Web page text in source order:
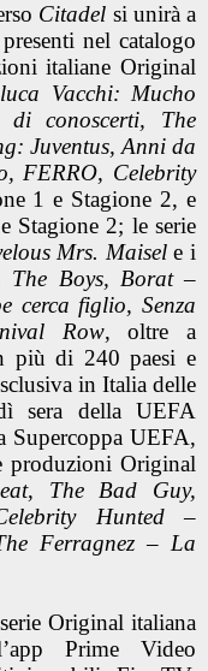
Citadel si unirà a
nel catalogo
italiane Original
Vacchi: Mucho
conoscerti, The
Juventus, Anni da
FERRO, Celebrity
1 e Stagione 2, e
Stagione 2; le serie
Mrs. Maisele i
The Boys, Borat –
cerca figlio, Senza
Row, oltre a
più di 240 paesi e
in Italia delle
sera della UEFA
Supercoppa UEFA,
produzioni Original
, The Bad Guy,
Hunted –
Ferragnez – La
Original italiana
Prime Video